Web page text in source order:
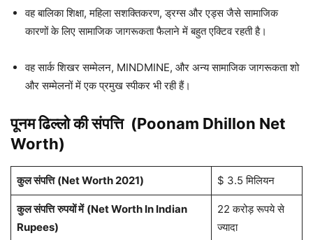
वह बालिका शिक्षा, महिला सशक्तिकरण, ड्रग्स और एड्स जैसे सामाजिक
कारणों के लिए सामाजिक जागरूकता फैलाने में बहुत एक्टिव रहती है।
वह सार्क शिखर सम्मेलन, MINDMINE, और अन्य सामाजिक जागरूकता शो
और सम्मेलनों में एक प्रमुख स्पीकर भी रही हैं।
पूनम ढिल्लो की संपत्ति (Poonam Dhillon Net
Worth)
कुल संपत्ति (Net Worth 2021) $ 3.5 मिलियन
कुल संपत्ति रुपयों में (Net Worth In Indian
Rupees)
22 करोड़ रूपये से
ज्यादा